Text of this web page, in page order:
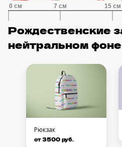
Рождественские
нейтральном фоне
Рюкзак
от 3500 руб.